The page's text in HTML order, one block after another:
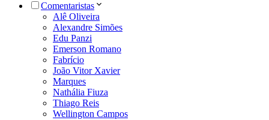
Comentaristas
Alê Oliveira
Alexandre Simões
Edu Panzi
Emerson Romano
Fabrício
João Vitor Xavier
Marques
Nathália Fiuza
Thiago Reis
Wellington Campos